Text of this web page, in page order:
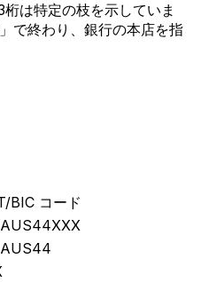
桁は特定の枝を示していま
で終わり、銀行の本店を指
BIC コード